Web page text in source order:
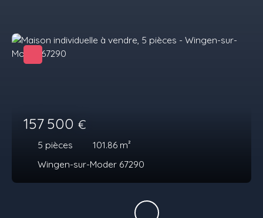
157 500 €
5 pièces 101.86 m²
Wingen-sur-Moder 67290